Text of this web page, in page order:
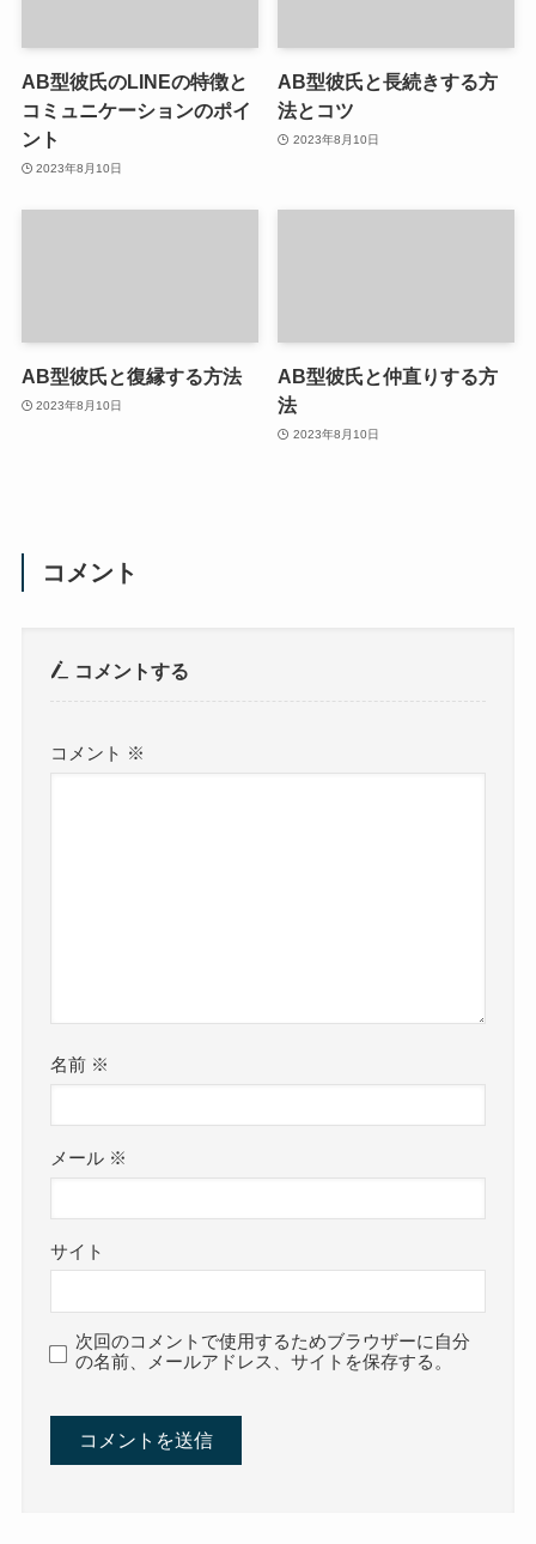
AB型彼氏のLINEの特徴と
コミュニケーションのポイ
ント
2023年8月10日
AB型彼氏と長続きする方
法とコツ
2023年8月10日
AB型彼氏と復縁する方法
2023年8月10日
AB型彼氏と仲直りする方
法
2023年8月10日
コメント
コメントする
コメント ※
名前 ※
メール ※
サイト
次回のコメントで使用するためブラウザーに自分
の名前、メールアドレス、サイトを保存する。